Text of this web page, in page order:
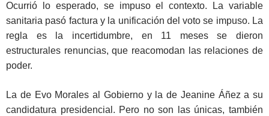
Ocurrió lo esperado, se impuso el contexto. La variable
sanitaria pasó factura y la unificación del voto se impuso. La
regla es la incertidumbre, en 11 meses se dieron
estructurales renuncias, que reacomodan las relaciones de
poder.
La de Evo Morales al Gobierno y la de Jeanine Áñez a su
candidatura presidencial. Pero no son las únicas, también